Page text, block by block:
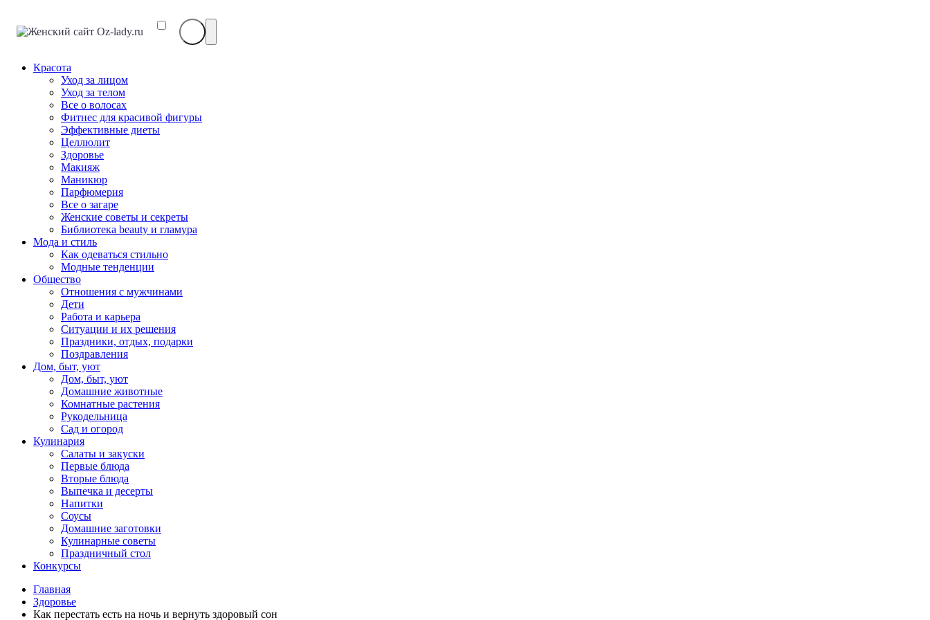
Красота
Уход за лицом
Уход за телом
Все о волосах
Фитнес для красивой фигуры
Эффективные диеты
Целлюлит
Здоровье
Макияж
Маникюр
Парфюмерия
Все о загаре
Женские советы и секреты
Библиотека beauty и гламура
Мода и стиль
Как одеваться стильно
Модные тенденции
Общество
Отношения с мужчинами
Дети
Работа и карьера
Ситуации и их решения
Праздники, отдых, подарки
Поздравления
Дом, быт, уют
Дом, быт, уют
Домашние животные
Комнатные растения
Рукодельница
Сад и огород
Кулинария
Салаты и закуски
Первые блюда
Вторые блюда
Выпечка и десерты
Напитки
Соусы
Домашние заготовки
Кулинарные советы
Праздничный стол
Конкурсы
Главная
Здоровье
Как перестать есть на ночь и вернуть здоровый сон